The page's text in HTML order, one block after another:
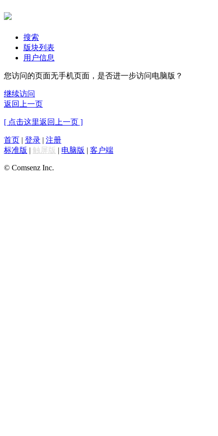
搜索
版块列表
用户信息
您访问的页面无手机页面，是否进一步访问电脑版？
继续访问
返回上一页
[ 点击这里返回上一页 ]
首页 | 登录 | 注册
标准版 | 触屏版 | 电脑版 | 客户端
© Comsenz Inc.